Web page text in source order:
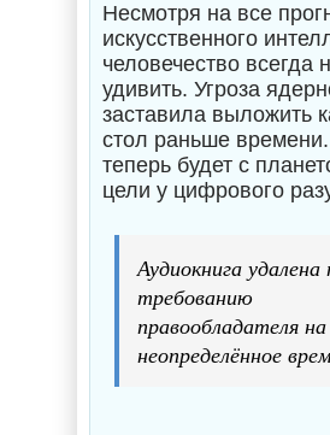
Несмотря на все
искусственного
человечество всегда
удивить. Угроза
заставила выложить
стол раньше
теперь будет с
цели у цифрового
Аудиокнига удалена
требованию
правообладателя на
неопределённое